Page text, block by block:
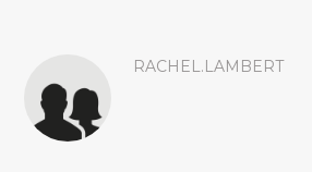
RACHEL.LAMBERT